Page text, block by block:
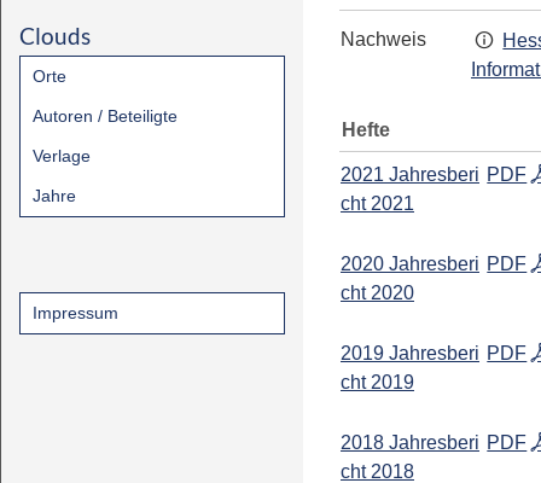
Clouds
Orte
Autoren / Beteiligte
Verlage
Jahre
Impressum
Nachweis
Hefte
PDF
2021 Jahresberi
cht 2021
PDF
2020 Jahresberi
cht 2020
PDF
2019 Jahresberi
cht 2019
PDF
2018 Jahresberi
cht 2018